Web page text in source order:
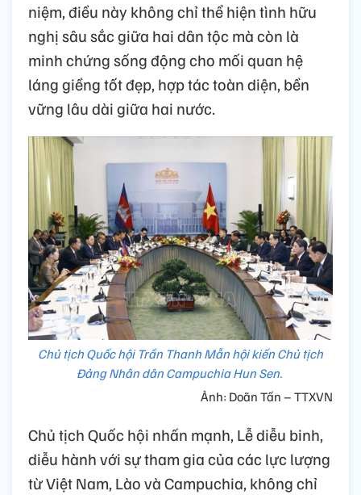
niệm, điều này không chỉ thể hiện tình hữu
nghị sâu sắc giữa hai dân tộc mà còn là
minh chứng sống động cho mối quan hệ
láng giềng tốt đẹp, hợp tác toàn diện, bền
vững lâu dài giữa hai nước.
Chủ tịch Quốc hội Trần Thanh Mẫn hội kiến Chủ tịch
Đảng Nhân dân Campuchia Hun Sen.
Ảnh: Doãn Tấn – TTXVN
Chủ tịch Quốc hội nhấn mạnh, Lễ diễu binh,
diễu hành với sự tham gia của các lực lượng
từ Việt Nam, Lào và Campuchia, không chỉ